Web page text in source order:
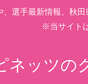
選手最新情報、秋
※当サイト
ネッツの